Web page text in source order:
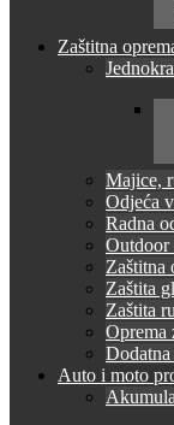
Zaštitna
Majice,
Odjeća
Radna
Outdoor
Zaštitna
Zaštita
Zaštita
Oprema
Dodatna
Auto i moto